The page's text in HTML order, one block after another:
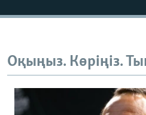
Оқыңыз. Көріңіз.